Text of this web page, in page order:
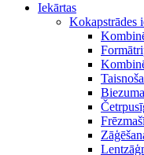
Iekārtas
Kokapstrādes